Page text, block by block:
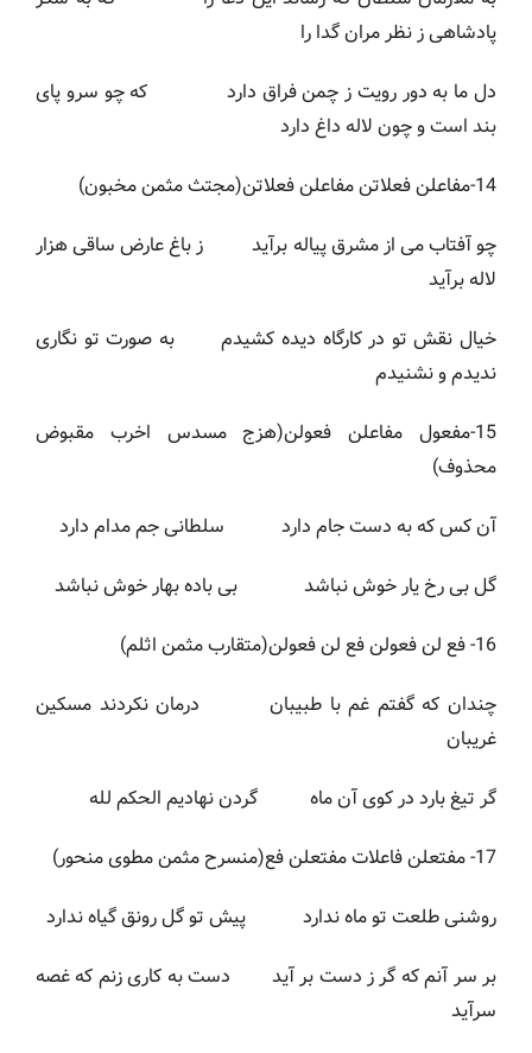
پادشاهی ز نظر مران گدا را
دل ما به دور رویت ز چمن فراق دارد که چو سرو پای
بند است و چون لاله داغ دارد
14-مفاعلن فعلاتن مفاعلن فعلاتن(مجتث مثمن مخبون)
چو آفتاب می از مشرق پیاله برآید ز باغ عارض ساقی هزار
لاله برآید
خیال نقش تو در کارگاه دیده کشیدم به صورت تو نگاری
ندیدم و نشنیدم
15-مفعول مفاعلن فعولن(هزج مسدس اخرب مقبوض
محذوف)
آن کس که به دست جام دارد سلطانی جم مدام دارد
گل بی رخ یار خوش نباشد بی باده بهار خوش نباشد
16- فع لن فعولن فع لن فعولن(متقارب مثمن اثلم)
چندان که گفتم غم با طبیبان درمان نکردند مسکین
غریبان
گر تیغ بارد در کوی آن ماه گردن نهادیم الحکم لله
17- مفتعلن فاعلات مفتعلن فع(منسرح مثمن مطوی منحور)
روشنی طلعت تو ماه ندارد پیش تو گل رونق گیاه ندارد
بر سر آنم که گر ز دست بر آید دست به کاری زنم که غصه
سرآید